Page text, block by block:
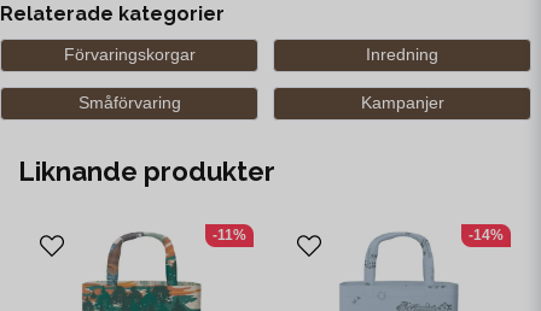
Relaterade kategorier
Förvaringskorgar Inredning
Småförvaring Kampanjer
Liknande produkter
-11% -14%